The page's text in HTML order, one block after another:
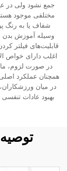
جمع نشود ولی در
مختلفی موجود
شفاف یا به رنگ
وسیله آموزش بدن
قابلیت‌های فیلتر
اغلب دارای خواص
در صورت لزوم،
همچنان عملکرد
در میان
بهبود عادات